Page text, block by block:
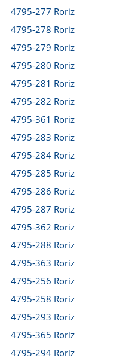
4795-277 Roriz
4795-278 Roriz
4795-279 Roriz
4795-280 Roriz
4795-281 Roriz
4795-282 Roriz
4795-361 Roriz
4795-283 Roriz
4795-284 Roriz
4795-285 Roriz
4795-286 Roriz
4795-287 Roriz
4795-362 Roriz
4795-288 Roriz
4795-363 Roriz
4795-256 Roriz
4795-258 Roriz
4795-293 Roriz
4795-365 Roriz
4795-294 Roriz